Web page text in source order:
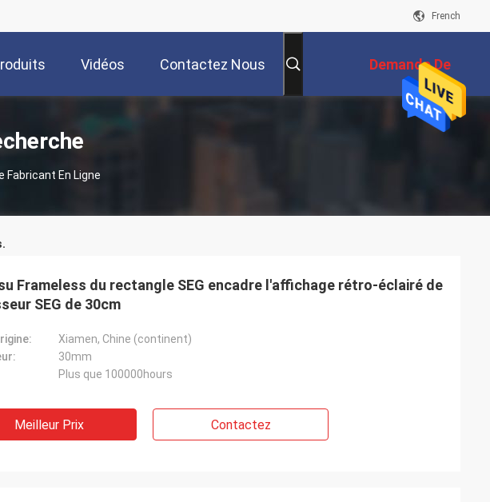
French
Vidéos Contactez Nous Demande De
Soumission
Fabricant En Ligne
Frameless du rectangle SEG encadre l'affichage rétro-éclairé de
SEG de 30cm
Xiamen, Chine (continent)
30mm
Plus que 100000hours
Meilleur Prix Contactez